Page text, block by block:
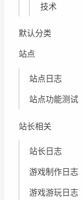
技术
默认分类
站点
站点日志
站点功能测试
站长相关
站长日志
游戏制作日志
游戏游玩日志